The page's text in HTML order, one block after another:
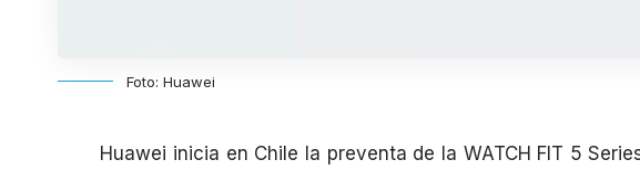
Foto: Huawei
Huawei inicia en Chile la preventa de la WATCH FIT 5